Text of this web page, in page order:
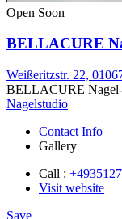
Open Soon
BELLACURE
Weißeritzstr. 22,
BELLACURE Nagel-
Nagelstudio
Contact Info
Gallery
Call :
Visit website
Save